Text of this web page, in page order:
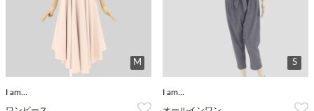
M
I am...
S
I am...